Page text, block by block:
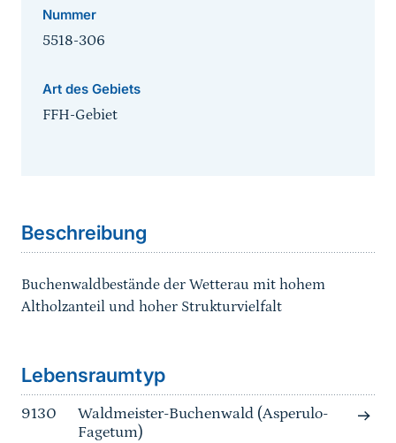
Nummer
5518-306
Art des Gebiets
FFH-Gebiet
Beschreibung
Buchenwaldbestände der Wetterau mit hohem
Altholzanteil und hoher Strukturvielfalt
Lebensraumtyp
9130
Waldmeister-Buchenwald (Asperulo-
Fagetum)